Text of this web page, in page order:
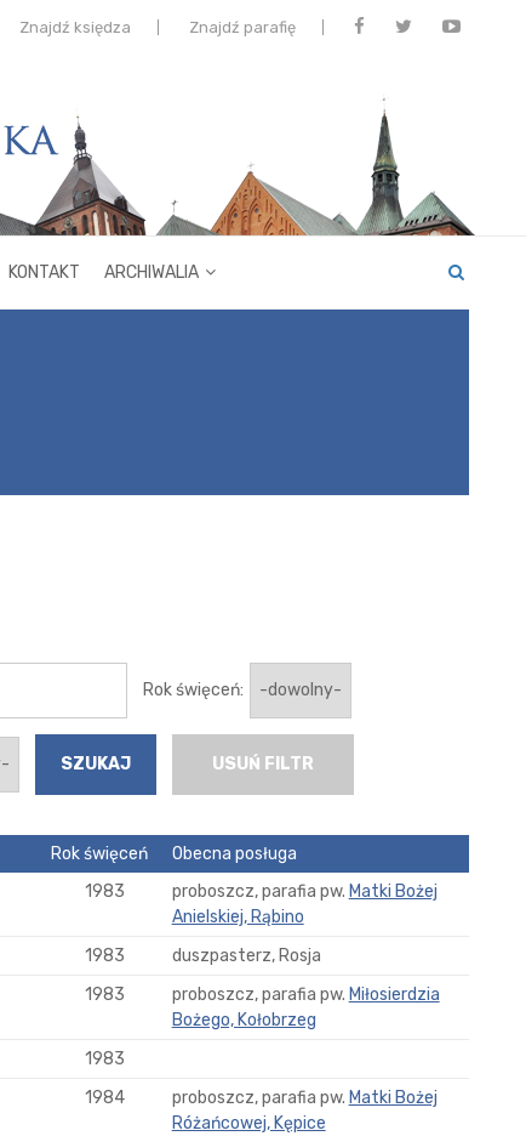
Znajdź księdza Znajdź parafię
KONTAKT ARCHIWALIA
Rok święceń:
USUŃ FILTR
Rok święceń
Obecna posługa
1983 proboszcz, parafia pw. Matki Bożej
Anielskiej, Rąbino
1983
duszpasterz, Rosja
1983 proboszcz, parafia pw. Miłosierdzia
Bożego, Kołobrzeg
1983
1984 proboszcz, parafia pw. Matki Bożej
Różańcowej, Kępice